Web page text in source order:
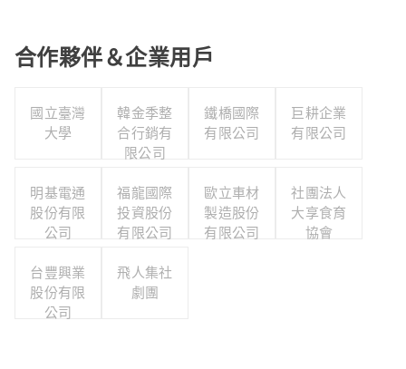
合作夥伴＆企業用戶
國立臺灣
大學
韓金季整
合行銷有
限公司
鐵橋國際
有限公司
巨耕企業
有限公司
明基電通
股份有限
公司
福龍國際
投資股份
有限公司
歐立車材
製造股份
有限公司
社團法人
大享食育
協會
台豐興業
股份有限
公司
飛人集社
劇團